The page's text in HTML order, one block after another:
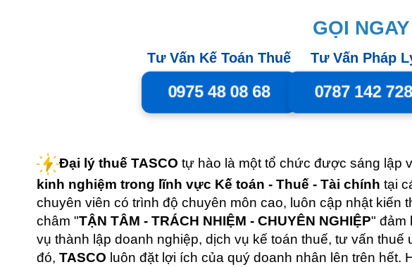
GỌI NGAY
Tư Vấn Kế Toán Thuế
0975 48 08 68
Tư Vấn Pháp
0787 142 728
Đại lý thuế TASCO tự hào là một tổ chức được sáng lập
kinh nghiệm trong lĩnh vực Kế toán - Thuế - Tài chính tại
chuyên viên có trình độ chuyên môn cao, luôn cập nhật
châm "TẬN TÂM - TRÁCH NHIỆM - CHUYÊN NGHIỆP" đảm
vụ thành lập doanh nghiệp, dịch vụ kế toán thuế, tư vấn
đó, TASCO luôn đặt lợi ích của quý doanh nhân lên trên hết.